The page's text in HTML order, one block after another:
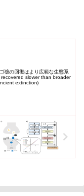
礁の回復はより広範な生態系
recovered slower than broader
extinction)